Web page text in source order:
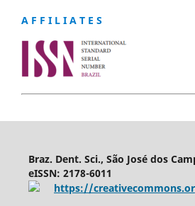
A F F I L I A T E S
Braz. Dent. Sci., São José dos
eISSN: 2178-6011
https://